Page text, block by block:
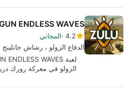
ENDLESS WAVES
4.2 المجاني
الدفاع الزولو ، رشاش جاتلينج
الزولو في معركة رورك